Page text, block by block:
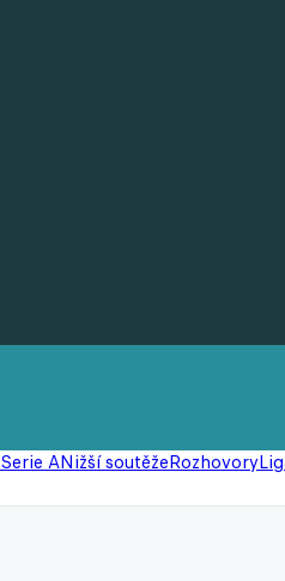
Serie ANižší soutěžeRozhovory